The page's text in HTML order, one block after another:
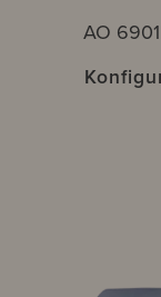
AO 6901